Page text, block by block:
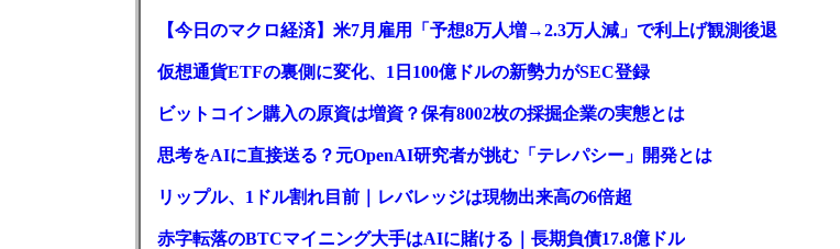
【今日のマクロ経済】米7月雇用「予想8万人増→2.3万人減」で利上げ観測後退
仮想通貨ETFの裏側に変化、1日100億ドルの新勢力がSEC登録
ビットコイン購入の原資は増資？保有8002枚の採掘企業の実態とは
思考をAIに直接送る？元OpenAI研究者が挑む「テレパシー」開発とは
リップル、1ドル割れ目前｜レバレッジは現物出来高の6倍超
赤字転落のBTCマイニング大手はAIに賭ける｜長期負債17.8億ドル